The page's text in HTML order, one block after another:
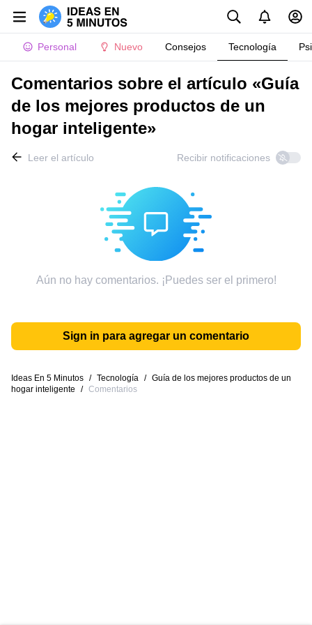
Personal Nuevo Consejos Tecnología
Comentarios sobre el artículo «Guía
de los mejores productos de un
hogar inteligente»
Leer el artículo Recibir notificaciones
Aún no hay comentarios. ¡Puedes ser el primero!
Sign in para agregar un comentario
Ideas En 5 Minutos / Tecnología / Guía de los mejores productos de un
hogar inteligente
/ Comentarios